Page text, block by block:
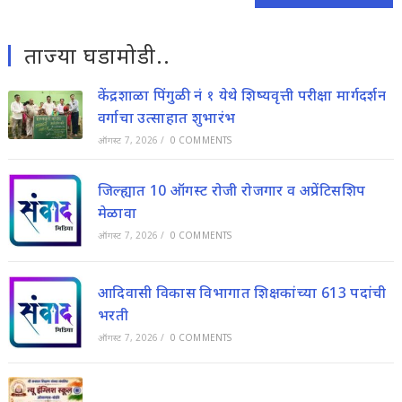
ताज्या घडामोडी..
केंद्रशाळा पिंगुळी नं १ येथे शिष्यवृत्ती परीक्षा मार्गदर्शन
वर्गाचा उत्साहात शुभारंभ
ऑगस्ट 7, 2026 / 0 COMMENTS
जिल्ह्यात 10 ऑगस्ट रोजी रोजगार व अप्रेंटिसशिप
मेळावा
ऑगस्ट 7, 2026 / 0 COMMENTS
आदिवासी विकास विभागात शिक्षकांच्या 613 पदांची
भरती
ऑगस्ट 7, 2026 / 0 COMMENTS